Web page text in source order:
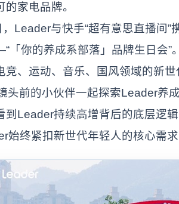
家电品牌。
与快手“超有意思直播间”
「你的养成系部落」品牌生日会”
竞、运动、音乐、国风领域的新
头前的小伙伴一起探索Leader养
到Leader持续高增背后的底层逻
始终紧扣新世代年轻人的核心需